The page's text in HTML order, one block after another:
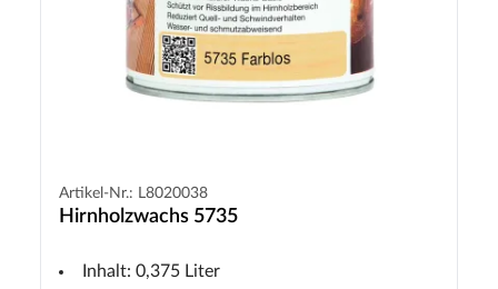
Artikel-Nr.: L8020038
Hirnholzwachs 5735
Inhalt: 0,375 Liter